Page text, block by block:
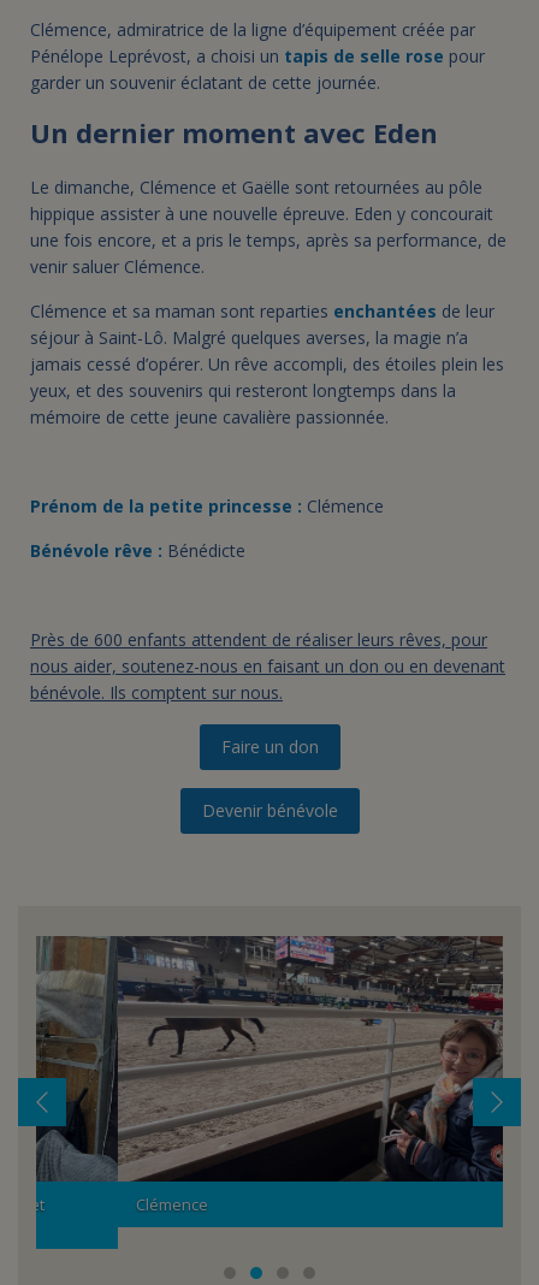
Clémence, admiratrice de la ligne d’équipement créée par
Pénélope Leprévost, a choisi un tapis de selle rose pour
garder un souvenir éclatant de cette journée.
Un dernier moment avec Eden
Le dimanche, Clémence et Gaëlle sont retournées au pôle
hippique assister à une nouvelle épreuve. Eden y concourait
une fois encore, et a pris le temps, après sa performance, de
venir saluer Clémence.
Clémence et sa maman sont reparties enchantées de leur
séjour à Saint-Lô. Malgré quelques averses, la magie n’a
jamais cessé d’opérer. Un rêve accompli, des étoiles plein les
yeux, et des souvenirs qui resteront longtemps dans la
mémoire de cette jeune cavalière passionnée.
Prénom de la petite princesse : Clémence
Bénévole rêve : Bénédicte
Près de 600 enfants attendent de réaliser leurs rêves, pour
nous aider, soutenez-nous en faisant un don ou en devenant
bénévole. Ils comptent sur nous.
Faire un don
Devenir bénévole